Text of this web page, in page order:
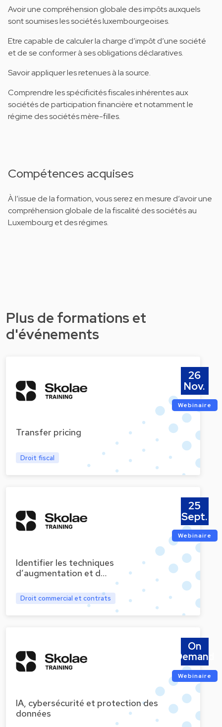
Avoir une compréhension globale des impôts auxquels
sont soumises les sociétés luxembourgeoises.
Etre capable de calculer la charge d’impôt d’une société
et de se conformer à ses obligations déclaratives.
Savoir appliquer les retenues à la source.
Comprendre les spécificités fiscales inhérentes aux
sociétés de participation financière et notamment le
régime des sociétés mère-filles.
Compétences acquises
À l’issue de la formation, vous serez en mesure d’avoir une
compréhension globale de la fiscalité des sociétés au
Luxembourg et des régimes.
Plus de formations et
d'événements
Transfer pricing
Droit fiscal
26
Nov.
Webinaire
Identifier les techniques
d’augmentation et d…
Droit commercial et contrats
25
Sept.
Webinaire
IA, cybersécurité et protection des
données
On
Demand
Webinaire